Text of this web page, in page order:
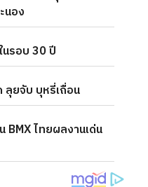
นอง
รอบ 30 ปี
ลุยจับ บุหรี่เถื่อน
BMX ไทยผลงานเด่น